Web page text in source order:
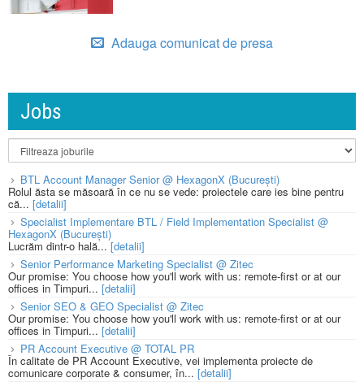
Adauga comunicat de presa
Jobs
BTL Account Manager Senior @ HexagonX (București)
Rolul ăsta se măsoară în ce nu se vede: proiectele care ies bine pentru
că... [detalii]
Specialist Implementare BTL / Field Implementation Specialist @
HexagonX (București)
Lucrăm dintr-o hală...[detalii]
Senior Performance Marketing Specialist @ Zitec
Our promise: You choose how you'll work with us: remote-first or at our
offices in Timpuri... [detalii]
Senior SEO & GEO Specialist @ Zitec
Our promise: You choose how you'll work with us: remote-first or at our
offices in Timpuri... [detalii]
PR Account Executive @ TOTAL PR
În calitate de PR Account Executive, vei implementa proiecte de
comunicare corporate & consumer, în... [detalii]